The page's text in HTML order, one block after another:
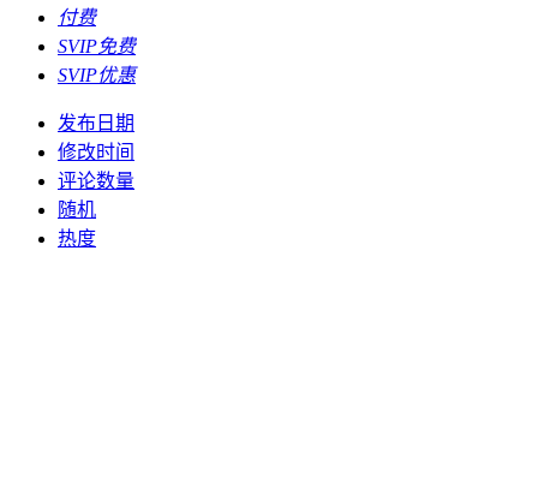
付费
SVIP免费
SVIP优惠
发布日期
修改时间
评论数量
随机
热度